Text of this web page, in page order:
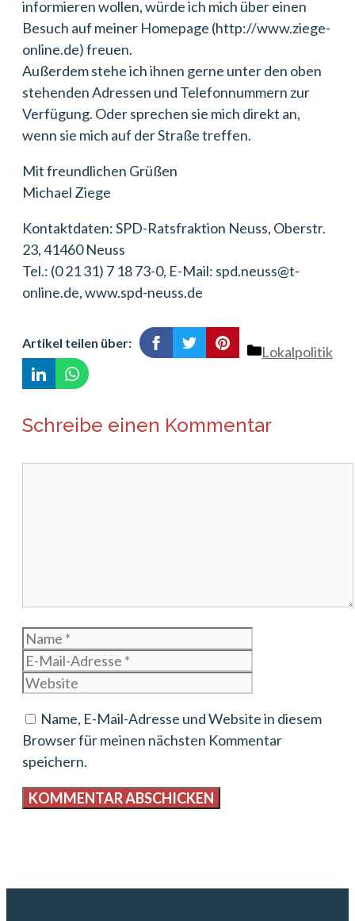
informieren wollen, würde ich mich über einen
Besuch auf meiner Homepage (http://www.ziege-
online.de) freuen.
Außerdem stehe ich ihnen gerne unter den oben
stehenden Adressen und Telefonnummern zur
Verfügung. Oder sprechen sie mich direkt an,
wenn sie mich auf der Straße treffen.
Mit freundlichen Grüßen
Michael Ziege
Kontaktdaten: SPD-Ratsfraktion Neuss, Oberstr.
23, 41460 Neuss
Tel.: (0 21 31) 7 18 73-0, E-Mail: spd.neuss@t-
online.de, www.spd-neuss.de
Kategorien
Lokalpolitik
Artikel teilen über:
Schreibe einen Kommentar
Name
Name, E-Mail-Adresse und Website in diesem
Browser für meinen nächsten Kommentar
speichern.